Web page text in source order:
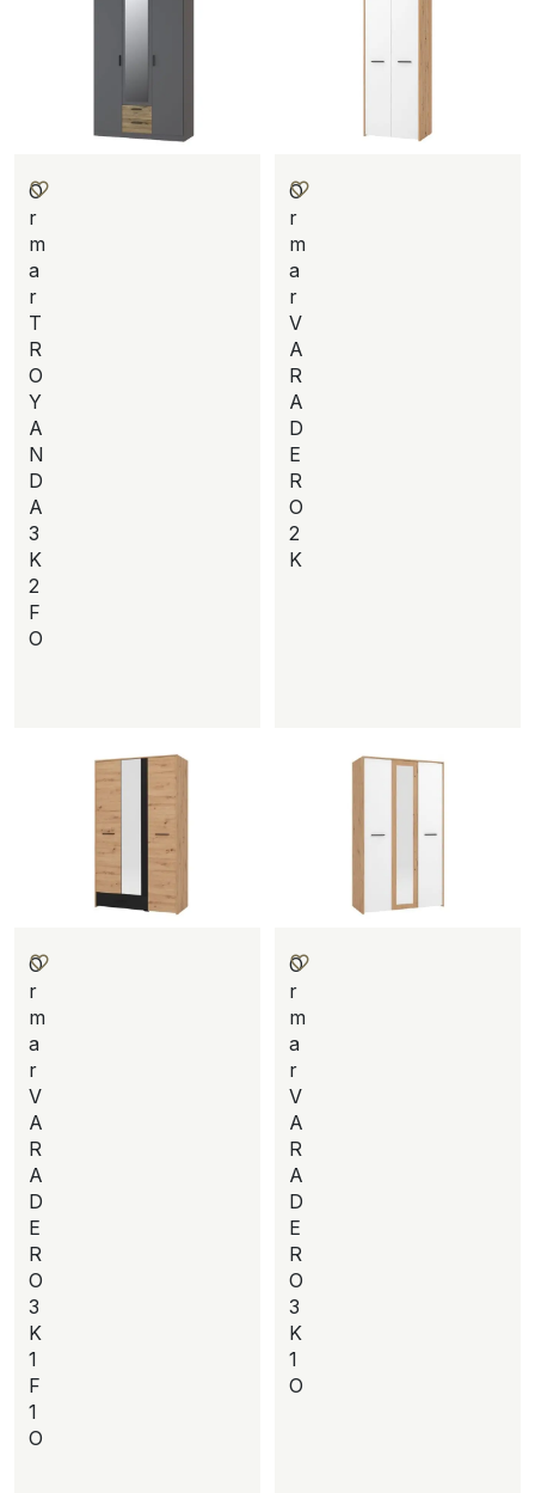
O
r
m
a
r
T
R
O
Y
A
N
D
A
3
K
2
F
O
O
r
m
a
r
V
A
R
A
D
E
R
O
2
K
O
r
m
a
r
V
A
R
A
D
E
R
O
3
K
1
F
1
O
O
r
m
a
r
V
A
R
A
D
E
R
O
3
K
1
O